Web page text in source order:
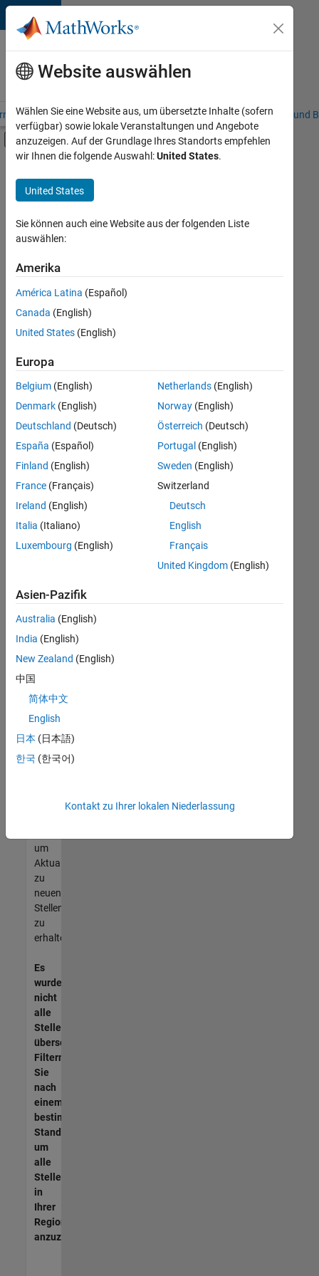
Weiter zum Inhalt
Karriere
bei
MathWorks
– Übersicht Stellensuche Niederlassungen Studierende und
Umschaltung für Off-Canvas-
Hauptinhalt
Information Technology
Commercial Sales
Inside Sales
Marketing Communications
Legal
+4
Derzeit
es
keine
offenen
Stellen,
Ihren
Suchkriterien
entsprechen.
können
die
Suchkriterien
weiter
fassen
oder
alle
Stellenangebote
anzeigen .
noch
keine
offenen
Stellen
können,
die
Ihren
entsprechen,
werden
unseres
um
Aktualisierungen
zu
neuen
Stellenangeboten
zu
erhalten.
Es
wurden
nicht
alle
Stellen
übersetzt.
Filtern
Sie
nach
einem
bestimmten
Standort,
um
alle
Stellenangebote
in
Ihrer
Region
anzuzeigen.
Website auswählen
Wählen Sie eine Website aus, um übersetzte Inhalte (sofern
verfügbar) sowie lokale Veranstaltungen und Angebote
anzuzeigen. Auf der Grundlage Ihres Standorts empfehlen
wir Ihnen die folgende Auswahl:United States.
United States
Sie können auch eine Website aus der folgenden Liste
auswählen:
Amerika
América Latina (Español)
Canada (English)
United States (English)
Europa
Belgium (English)
Denmark (English)
Deutschland (Deutsch)
España (Español)
Finland (English)
France (Français)
Ireland (English)
Italia (Italiano)
Luxembourg (English)
Netherlands(English)
Norway(English)
Österreich (Deutsch)
Portugal (English)
Sweden (English)
Switzerland
Deutsch
English
Français
United Kingdom(English)
Asien-Pazifik
Australia (English)
India (English)
New Zealand (English)
中国
简体中文
English
日本 (日本語)
한국 (한국어)
Kontakt zu Ihrer lokalen Niederlassung